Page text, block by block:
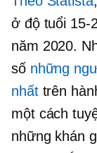
ở độ tuổi 15-
năm 2020.
số những
nhấttrên
một cách
những khán